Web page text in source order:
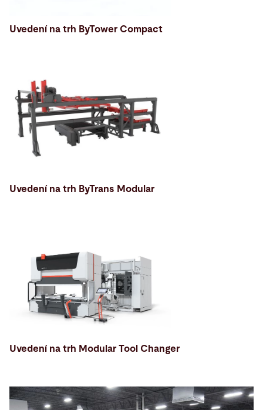
Uvedení na trh ByTower Compact
Uvedení na trh ByTrans Modular
Uvedení na trh Modular Tool Changer